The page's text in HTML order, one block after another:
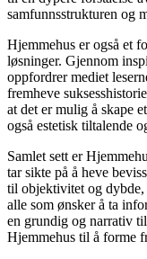
samfunnsstrukturen og
Hjemmehus er også et
løsninger. Gjennom
oppfordrer mediet
fremheve
at det er mulig å skape
også estetisk tiltalende
Samlet sett er
tar sikte på å heve
til objektivitet og dybde,
alle som ønsker å ta
en grundig og narrativ
Hjemmehus til å forme